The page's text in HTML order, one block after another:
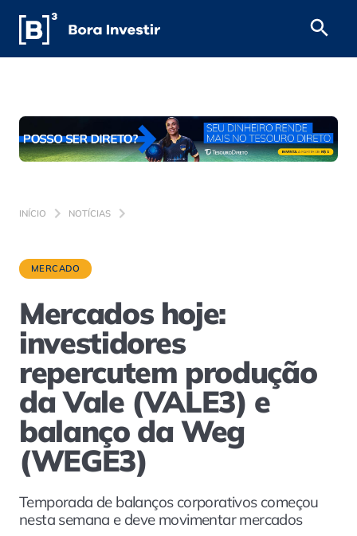
INÍCIO NOTÍCIAS
MERCADO
Mercados hoje:
investidores
repercutem produção
da Vale (VALE3) e
balanço da Weg
(WEGE3)
Temporada de balanços corporativos começou
nesta semana e deve movimentar mercados